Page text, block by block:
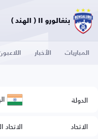
بنغالورو II ( الهند )
المباريات الأخبار
الدولة
الاتحاد